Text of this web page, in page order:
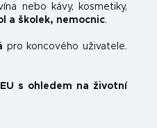
nebo kávy, kosmetiky,
a školek, nemocnic.
pro koncového uživatele.
s ohledem na životní